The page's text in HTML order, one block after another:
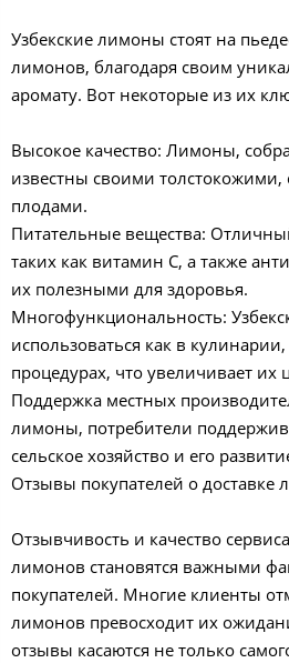
Узбекские лимоны стоят на
лимонов, благодаря своим
аромату. Вот некоторые из их
Высокое качество: Лимоны,
известны своими
плодами.
Питательные вещества:
таких как витамин C, а также
их полезными для здоровья.
Многофункциональность:
использоваться как в
процедурах, что увеличивает их
Поддержка местных
лимоны, потребители
сельское хозяйство и его
Отзывы покупателей о доставке
Отзывчивость и качество
лимонов становятся важными
покупателей. Многие клиенты
лимонов превосходит их
отзывы касаются не только